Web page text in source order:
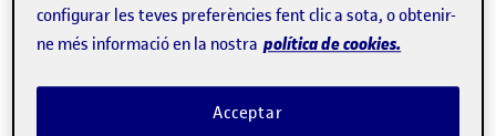
Copa Mundial de Qatar 2022 que adopten les últimes
tecnologies de moda: el metavers i el web 3.0.
L'organització es vol expandir cap als jocs i mons virtuals
amb l'objectiu d'involucrar-hi les noves generacions. Com
configurar les teves preferències fent clic a sota, o obtenir-
ne més informació en la nostra política de cookies.
Acceptar